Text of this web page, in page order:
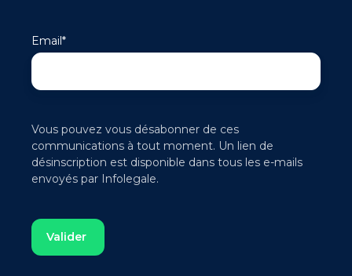
Email*
Vous pouvez vous désabonner de ces
communications à tout moment. Un lien de
désinscription est disponible dans tous les e-mails
envoyés par Infolegale.